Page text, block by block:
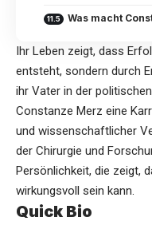
Was macht
Ihr Leben zeigt, dass
entsteht, sondern durch
ihr Vater in der
Constanze Merz eine
und wissenschaftlicher
der Chirurgie und
Persönlichkeit, die zeigt,
wirkungsvoll sein kann.
Quick Bio